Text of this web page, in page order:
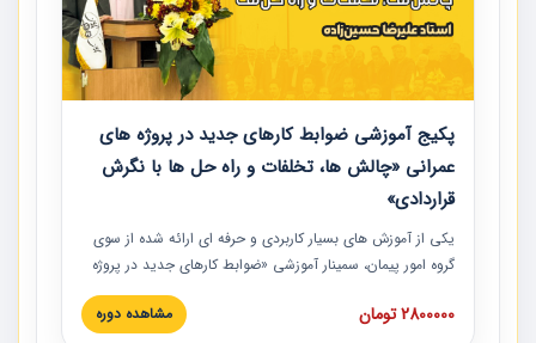
پکیج آموزشی ضوابط کارهای جدید در پروژه های
عمرانی «چالش ها، تخلفات و راه حل ها با نگرش
قراردادی»
یکی از آموزش‏‏‏‏‏‏ های بسیار کاربردی و حرفه‏ ای ارائه شده از سوی
گروه امور پیمان، سمینار آموزشی «ضوابط کارهای جدید در پروژه
های عمرانی» چالش ها، تخلفات و راه حل ها با نگرش قراردادی
است که در محل سندیکای شرکت های ساختمانی کشور ارائه شد.
2800000 تومان مشاهده دوره